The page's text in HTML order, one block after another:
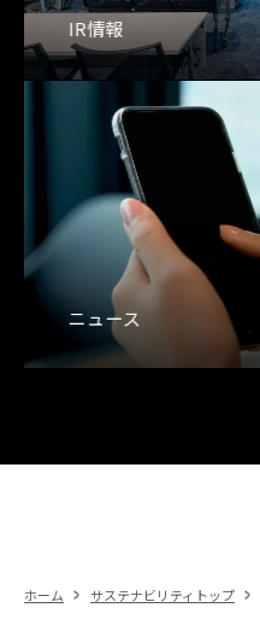
IR情報
ニュース
ホーム サステナビリティトップ